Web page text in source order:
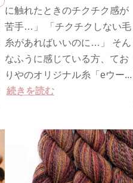
に触れたときのチクチク感が
苦手…」 「チクチクしない毛
糸があればいいのに…」 そん
なふうに感じている方、てお
りやのオリジナル糸「eウー...
続きを読む